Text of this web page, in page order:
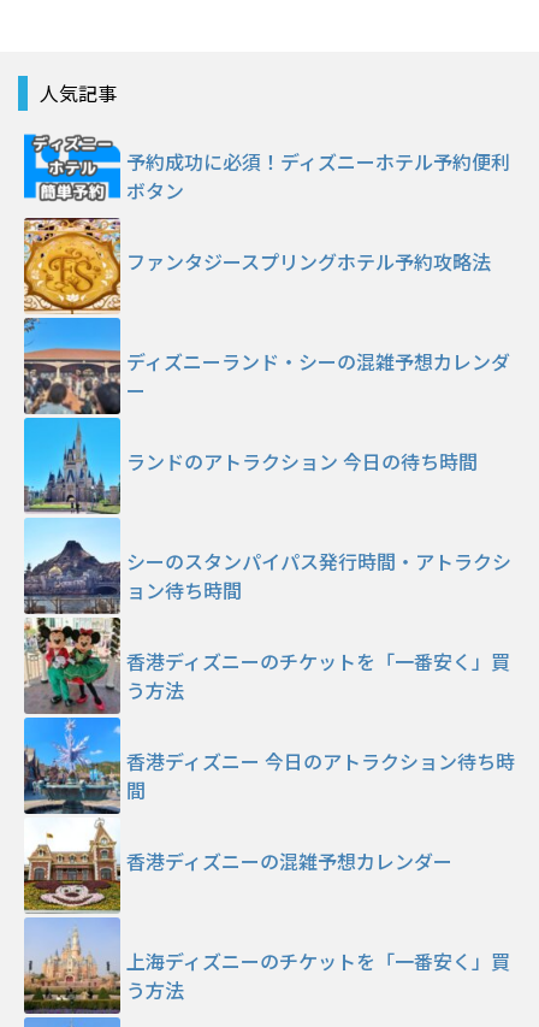
人気記事
予約成功に必須！ディズニーホテル予約便利
ボタン
ファンタジースプリングホテル予約攻略法
ディズニーランド・シーの混雑予想カレンダ
ー
ランドのアトラクション 今日の待ち時間
シーのスタンパイパス発行時間・アトラクシ
ョン待ち時間
香港ディズニーのチケットを「一番安く」買
う方法
香港ディズニー 今日のアトラクション待ち時
間
香港ディズニーの混雑予想カレンダー
上海ディズニーのチケットを「一番安く」買
う方法